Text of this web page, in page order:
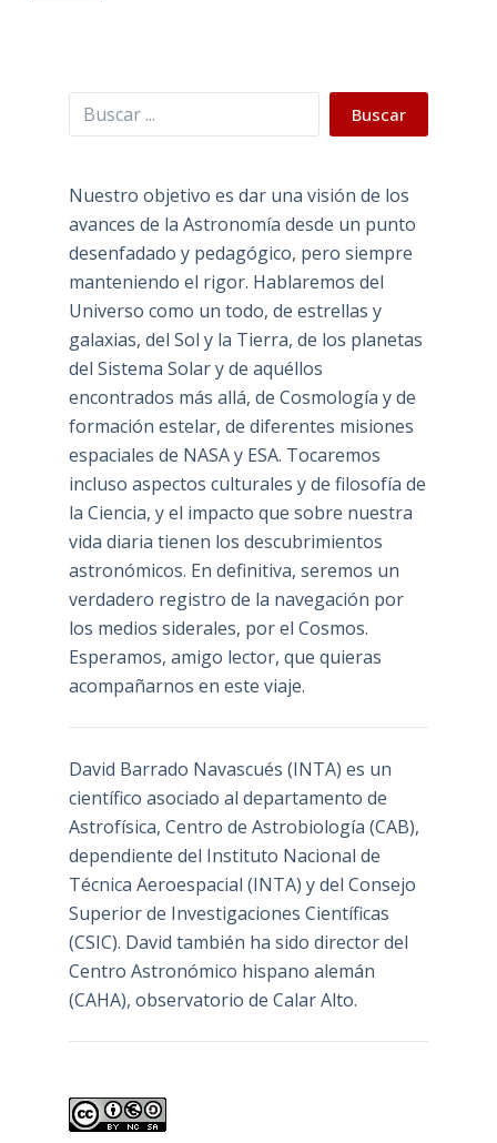
Buscar Buscar
Nuestro objetivo es dar una visión de los
avances de la Astronomía desde un punto
desenfadado y pedagógico, pero siempre
manteniendo el rigor. Hablaremos del
Universo como un todo, de estrellas y
galaxias, del Sol y la Tierra, de los planetas
del Sistema Solar y de aquéllos
encontrados más allá, de Cosmología y de
formación estelar, de diferentes misiones
espaciales de NASA y ESA. Tocaremos
incluso aspectos culturales y de filosofía de
la Ciencia, y el impacto que sobre nuestra
vida diaria tienen los descubrimientos
astronómicos. En definitiva, seremos un
verdadero registro de la navegación por
los medios siderales, por el Cosmos.
Esperamos, amigo lector, que quieras
acompañarnos en este viaje.
David Barrado Navascués (INTA) es un
científico asociado al departamento de
Astrofísica, Centro de Astrobiología (CAB),
dependiente del Instituto Nacional de
Técnica Aeroespacial (INTA) y del Consejo
Superior de Investigaciones Científicas
(CSIC). David también ha sido director del
Centro Astronómico hispano alemán
(CAHA), observatorio de Calar Alto.